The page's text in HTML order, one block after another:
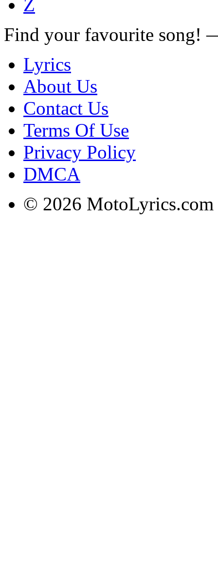
Z
Find your favourite song!
Lyrics
About Us
Contact Us
Terms Of Use
Privacy Policy
DMCA
© 2026 MotoLyrics.com